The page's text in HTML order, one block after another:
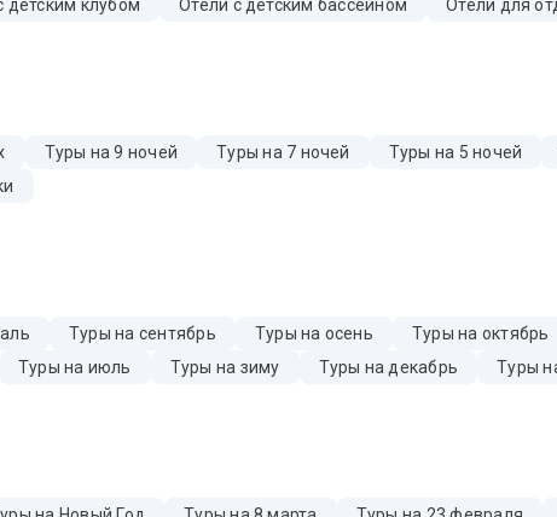
детским клубом Отели с детским бассейном Отели для
Туры на 9 ночей Туры на 7 ночей Туры на 5 ночей
Туры на сентябрь Туры на осень Туры на октябрь
Туры на июль Туры на зиму Туры на декабрь Туры